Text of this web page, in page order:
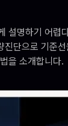
설명하기 어렵
진단으로 기준
을 소개합니다.